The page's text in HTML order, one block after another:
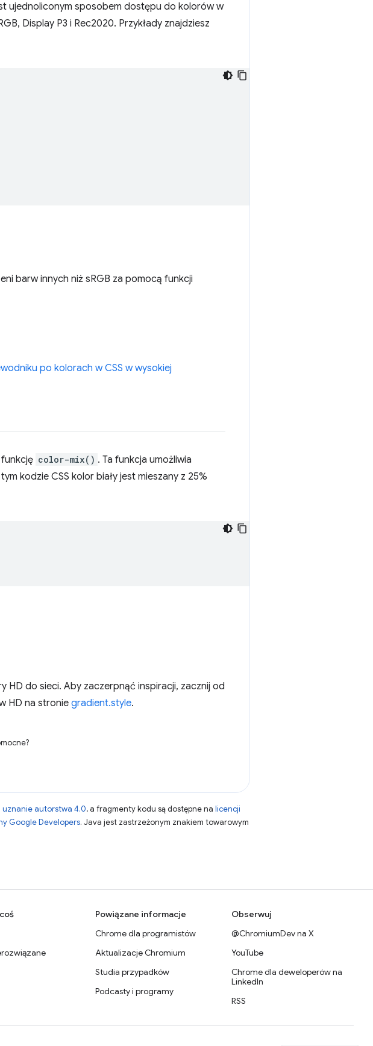
ujednoliconym sposobem dostępu do kolorów w
Display P3 i Rec2020. Przykłady znajdziesz
barw innych niż sRGB za pomocą funkcji
po kolorach w CSS w wysokiej
color-mix() . Ta funkcja umożliwia
kodzie CSS kolor biały jest mieszany z 25%
HD do sieci. Aby zaczerpnąć inspiracji, zacznij od
HD na stronie gradient.style.
uznanie autorstwa 4.0, a fragmenty kodu są dostępne na licencji
Google Developers. Java jest zastrzeżonym znakiem towarowym
Powiązane informacje
Chrome dla programistów
Aktualizacje Chromium
Studia przypadków
Podcasty i programy
Obserwuj
@ChromiumDev na X
YouTube
Chrome dla deweloperów na
LinkedIn
RSS